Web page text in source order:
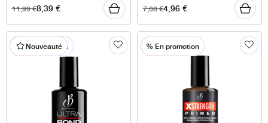
11,99€8,39€ 7,08€4,96€
% En promotion
Nouveauté % En promotion